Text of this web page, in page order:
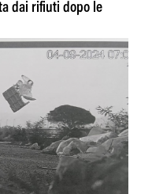
dai rifiuti dopo le